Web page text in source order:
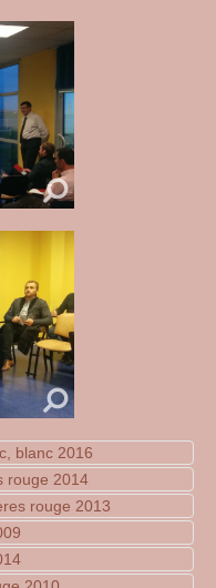
blanc 2016
rouge 2014
rouge 2013